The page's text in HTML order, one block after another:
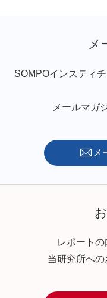
メ
SOMPOインスティ
メールマガ
メ
レポート
当研究所へ